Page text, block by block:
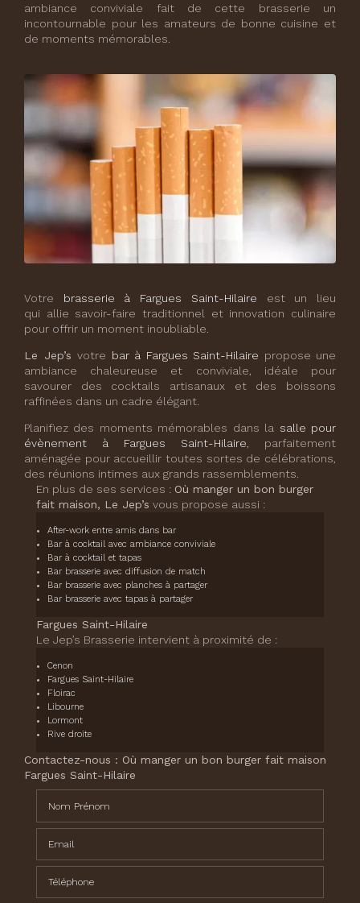
ambiance conviviale fait de cette brasserie un
incontournable pour les amateurs de bonne cuisine et
de moments mémorables.
Votre brasserie à Fargues Saint-Hilaire est un lieu
qui allie savoir-faire traditionnel et innovation culinaire
pour offrir un moment inoubliable.
Le Jep’s votre bar à Fargues Saint-Hilaire propose une
ambiance chaleureuse et conviviale, idéale pour
savourer des cocktails artisanaux et des boissons
raffinées dans un cadre élégant.
Planifiez des moments mémorables dans la salle pour
évènement à Fargues Saint-Hilaire , parfaitement
aménagée pour accueillir toutes sortes de célébrations,
des réunions intimes aux grands rassemblements.
En plus de ses services : Où manger un bon burger
fait maison, Le Jep’s vous propose aussi :
After-work entre amis dans bar
Bar à cocktail avec ambiance conviviale
Bar à cocktail et tapas
Bar brasserie avec diffusion de match
Bar brasserie avec planches à partager
Bar brasserie avec tapas à partager
Fargues Saint-Hilaire
Le Jep’s Brasserie intervient à proximité de :
Cenon
Fargues Saint-Hilaire
Floirac
Libourne
Lormont
Rive droite
Contactez-nous : Où manger un bon burger fait maison
Fargues Saint-Hilaire